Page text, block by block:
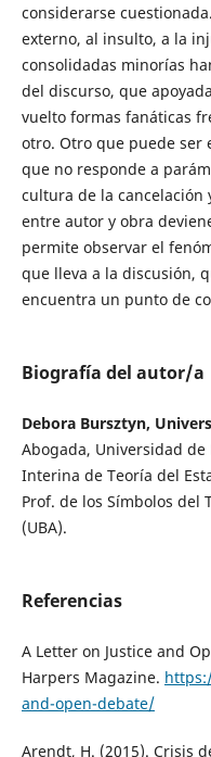
considerarse
externo, al insulto, a la
consolidadas minorías
del discurso, que
vuelto formas fanáticas
otro. Otro que puede ser
que no responde a
cultura de la
entre autor y obra
permite observar el
que lleva a la discusión,
encuentra un punto de
Biografía del autor/a
Debora Bursztyn,
Abogada, Universidad de
Interina de Teoría del
Prof. de los Símbolos del
(UBA).
Referencias
A Letter on Justice and
Harpers Magazine.
and-open-debate/
Arendt, H. (2015). Crisis